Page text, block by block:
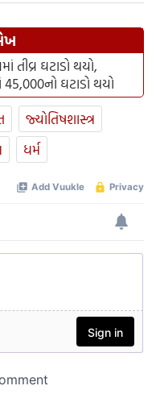
તીવ્ર ઘટાડો થયો,
45,000નો ઘટાડો થયો
જ્યોતિષશાસ્ત્ર
ધર્મ